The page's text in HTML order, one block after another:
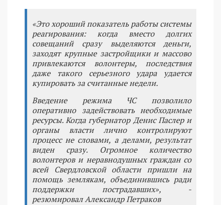
«Это хороший показатель работы системы
реагирования: когда вместо долгих
совещаний сразу выделяются деньги,
заходят крупные застройщики и массово
привлекаются волонтеры, последствия
даже такого серьезного удара удается
купировать за считанные недели.
Введение режима ЧС позволило
оперативно задействовать необходимые
ресурсы. Когда губернатор Денис Паслер и
органы власти лично контролируют
процесс не словами, а делами, результат
виден сразу. Огромное количество
волонтеров и неравнодушных граждан со
всей Свердловской области пришли на
помощь землякам, объединившись ради
поддержки пострадавших», -
резюмировал Александр Петраков